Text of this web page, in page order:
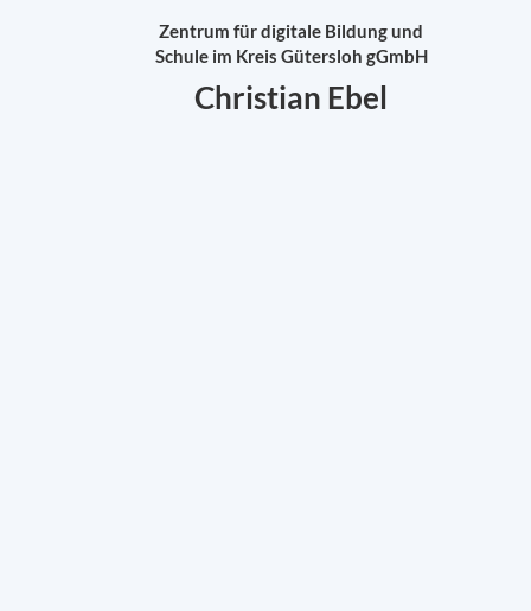
Zentrum für digitale Bildung und
Schule im Kreis Gütersloh gGmbH
Christian Ebel